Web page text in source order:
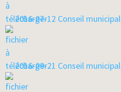
2016-07-12 Conseil municipal
2016-09-21 Conseil municipal